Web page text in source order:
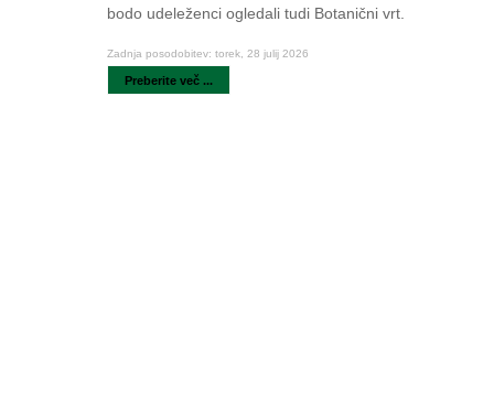
bodo udeleženci ogledali tudi Botanični vrt.
Zadnja posodobitev: torek, 28 julij 2026
Preberite več ...